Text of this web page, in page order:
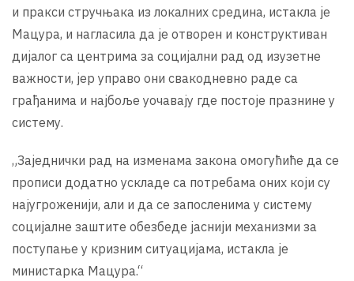
и пракси стручњака из локалних средина, истакла је
Мацура, и нагласила да је отворен и конструктиван
дијалог са центрима за социјални рад од изузетне
важности, јер управо они свакодневно раде са
грађанима и најбоље уочавају где постоје празнине у
систему.
„Заједнички рад на изменама закона омогућиће да се
прописи додатно ускладе са потребама оних који су
најугроженији, али и да се запосленима у систему
социјалне заштите обезбеде јаснији механизми за
поступање у кризним ситуацијама, истакла је
министарка Мацура.“